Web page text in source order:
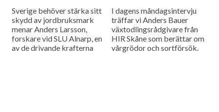
Sverige behöver stärka sitt
skydd av jordbruksmark
menar Anders Larsson,
forskare vid SLU Alnarp, en
av de drivande krafterna
I dagens måndagsintervju
träffar vi Anders Bauer
växtodlingsrådgivare från
HIR Skåne som berättar om
vårgrödor och sortförsök.